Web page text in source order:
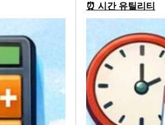
⏰ 시간 유틸리티